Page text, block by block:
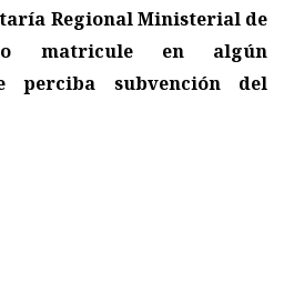
Regional Ministerial de
matricule en algún
perciba subvención del